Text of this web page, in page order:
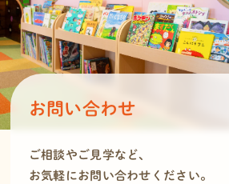
お問い合わせ
ご相談やご見学など、
お気軽にお問い合わせください。